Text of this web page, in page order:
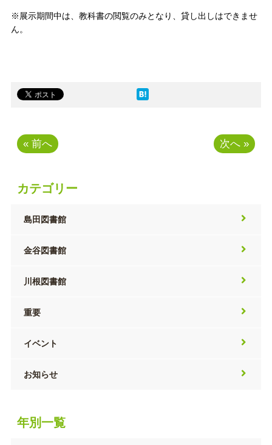
※展示期間中は、教科書の閲覧のみとなり、貸し出しはできませ
ん。
« 前へ 次へ »
カテゴリー
島田図書館
金谷図書館
川根図書館
重要
イベント
お知らせ
年別一覧